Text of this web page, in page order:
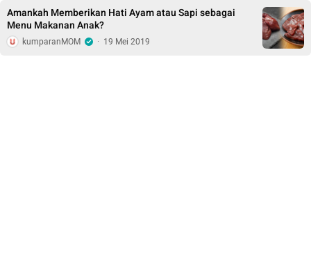
Amankah Memberikan Hati Ayam atau Sapi sebagai
Menu Makanan Anak?
kumparanMOM · 19 Mei 2019